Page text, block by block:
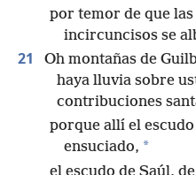
por temor de que
incircuncisos se
21 Oh montañas de
haya lluvia sobre
contribuciones
porque allí el
ensuciado, *
el escudo de Saúl,